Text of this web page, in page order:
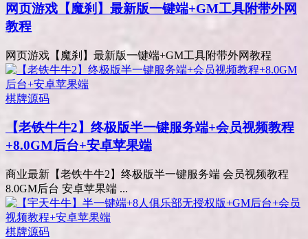
网页游戏【魔刹】最新版一键端+GM工具附带外网
教程
网页游戏【魔刹】最新版一键端+GM工具附带外网教程
棋牌源码
【老铁牛牛2】终极版半一键服务端+会员视频教程
+8.0GM后台+安卓苹果端
商业最新【老铁牛牛2】终极版半一键服务端 会员视频教程
8.0GM后台 安卓苹果端 ...
棋牌源码